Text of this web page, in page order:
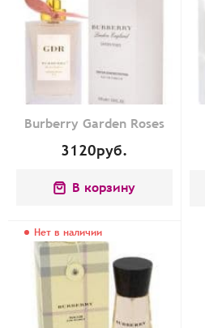
Burberry Garden Roses
3120руб.
В корзину
Нет в наличии